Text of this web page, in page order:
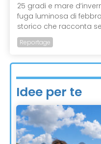
25 gradi e mare
fuga luminosa di
storico che racconta
Reportage
Idee per te